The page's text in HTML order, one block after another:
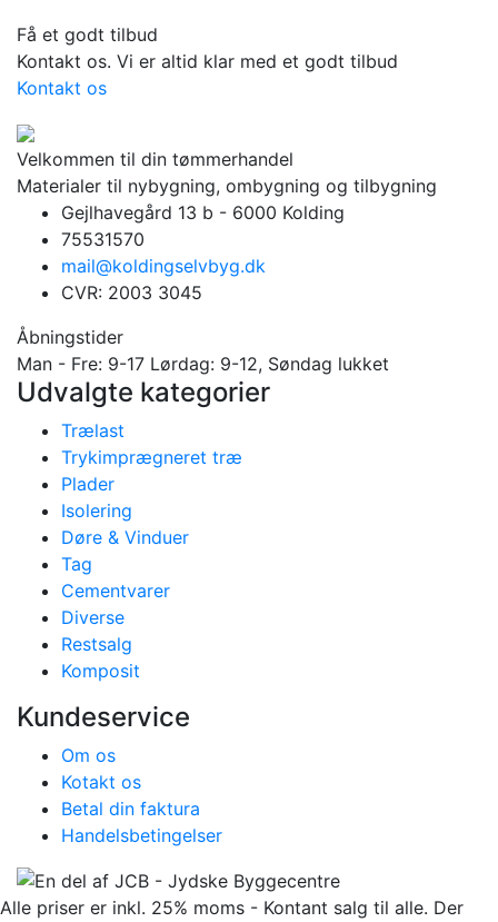
Få et godt tilbud
Kontakt os. Vi er altid klar med et godt tilbud
Kontakt os
Velkommen til din tømmerhandel
Materialer til nybygning, ombygning og tilbygning
Gejlhavegård 13 b - 6000 Kolding
75531570
mail@koldingselvbyg.dk
CVR: 2003 3045
Åbningstider
Man - Fre: 9-17 Lørdag: 9-12, Søndag lukket
Udvalgte kategorier
Trælast
Trykimprægneret træ
Plader
Isolering
Døre & Vinduer
Tag
Cementvarer
Diverse
Restsalg
Komposit
Kundeservice
Om os
Kotakt os
Betal din faktura
Handelsbetingelser
Alle priser er inkl. 25% moms - Kontant salg til alle. Der